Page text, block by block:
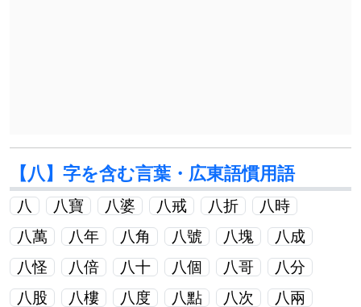
【八】字を含む言葉・広東語慣用語
八 八寶 八婆 八戒 八折
八時
八萬
八年 八角 八號 八塊
八成
八怪
八倍 八十 八個 八哥
八分
八股
八樓 八度 八點 八次
八兩